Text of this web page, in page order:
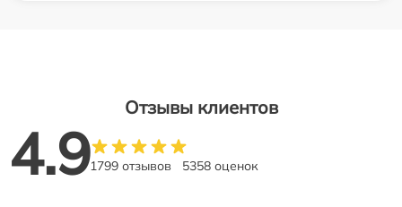
Отзывы клиентов
4.91799 отзывов 5358 оценок